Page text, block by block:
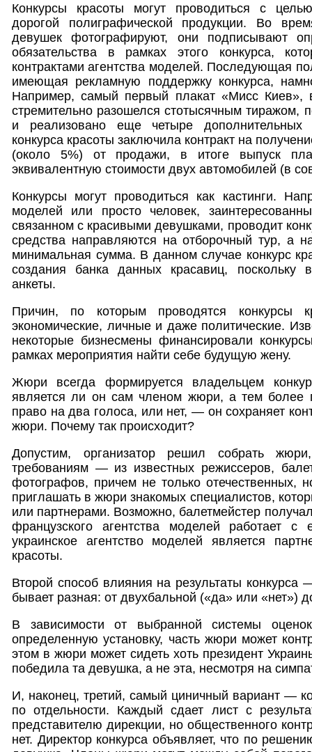
Конкурсы красоты могут проводиться с
дорогой полиграфической продукции. Во
девушек фотографируют, они подписывают
обязательства в рамках этого конкурса,
контрактами агентства моделей. Последующая
имеющая рекламную поддержку конкурса,
Например, самый первый плакат «Мисс Киев»,
стремительно разошелся стотысячным тиражом,
и реализовано еще четыре дополнительных
конкурса красоты заключила контракт на
(около 5%) от продажи, в итоге выпуск
эквивалентную стоимости двух автомобилей (в
Конкурсы могут проводиться как кастинги.
моделей или просто человек,
связанном с красивыми девушками, проводит
средства направляются на отборочный тур, а
минимальная сумма. В данном случае конкурс
создания банка данных красавиц, поскольку
анкеты.
Причин, по которым проводятся конкурсы
экономические, личные и даже политические.
некоторые бизнесмены финансировали
рамках мероприятия найти себе будущую жену.
Жюри всегда формируется владельцем
является ли он сам членом жюри, а тем более
право на два голоса, или нет, — он сохраняет
жюри. Почему так происходит?
Допустим, организатор решил собрать
требованиям — из известных режиссеров,
фотографов, причем не только отечественных,
приглашать в жюри знакомых специалистов,
или партнерами. Возможно, балетмейстер
французского агентства моделей работает
украинское агентство моделей является
красоты.
Второй способ влияния на результаты конкурса
бывает разная: от двухбальной («да» или «нет»)
В зависимости от выбранной системы
определенную установку, часть жюри может
этом в жюри может сидеть хоть президент
победила та девушка, а не эта, несмотря на
И, наконец, третий, самый циничный вариант —
по отдельности. Каждый сдает лист с
представителю дирекции, но общественного
нет. Директор конкурса объявляет, что по